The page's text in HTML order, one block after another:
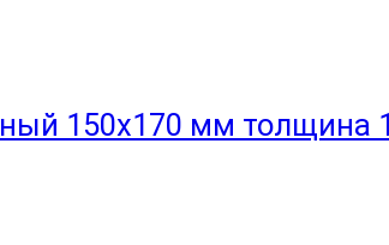
150x170 мм толщина